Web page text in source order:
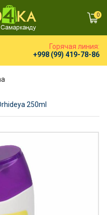
0
Горячая линия:
+998 (99) 419-78-86
250ml